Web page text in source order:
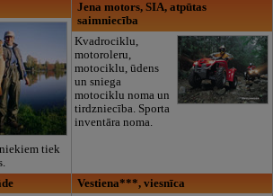
tiek
Jena motors, SIA, atpūtas
saimniecība
Kvadrociklu,
motoroleru,
motociklu, ūdens
un sniega
motociklu noma un
tirdzniecība. Sporta
inventāra noma.
Vestiena***, viesnīca